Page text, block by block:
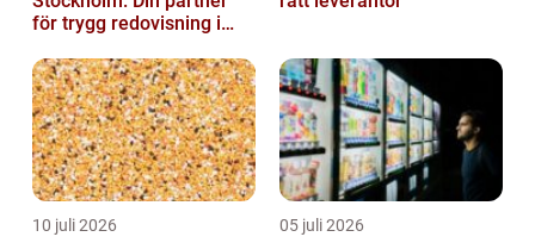
för trygg redovisning i
10 juli 2026 05 juli 2026